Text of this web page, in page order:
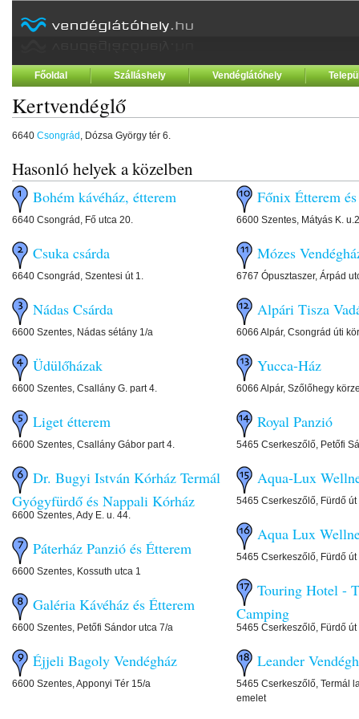
Főoldal Szálláshely Vendéglátóhely
Kertvendéglő
6640 Csongrád , Dózsa György tér 6.
Hasonló helyek a közelben
Bohém kávéház, étterem
6640 Csongrád, Fő utca 20.
Csuka csárda
6640 Csongrád, Szentesi út 1.
Nádas Csárda
6600 Szentes, Nádas sétány 1/a
Üdülőházak
6600 Szentes, Csallány G. part 4.
Liget étterem
6600 Szentes, Csallány Gábor part 4.
Dr. Bugyi István Kórház Termál
Gyógyfürdő és Nappali Kórház
6600 Szentes, Ady E. u. 44.
Páterház Panzió és Étterem
6600 Szentes, Kossuth utca 1
Galéria Kávéház és Étterem
6600 Szentes, Petőfi Sándor utca 7/a
Éjjeli Bagoly Vendégház
6600 Szentes, Apponyi Tér 15/a
Főnix Étterem
6600 Szentes, Mátyás K.
Mózes
6767 Ópusztaszer, Árpád
Alpári Tisza
6066 Alpár, Csongrád úti
Yucca-Ház
6066 Alpár, Szőlőhegy
Royal Panzió
5465 Cserkeszőlő, Petőfi
Aqua-Lux
5465 Cserkeszőlő, Fürdő út
Aqua Lux
5465 Cserkeszőlő, Fürdő út
Touring Hotel -
Camping
5465 Cserkeszőlő, Fürdő út
Leander
5465 Cserkeszőlő, Termál
emelet